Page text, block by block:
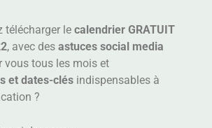
télécharger le calendrier GRATUIT
, avec des astuces social media
vous tous les mois et
et dates-clés indispensables à
?